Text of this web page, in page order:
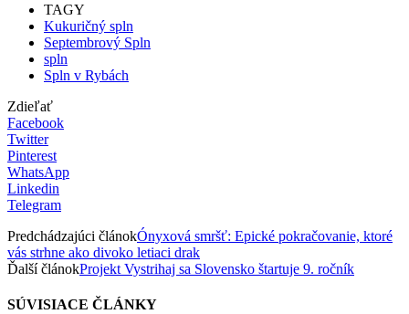
TAGY
Kukuričný spln
Septembrový Spln
spln
Spln v Rybách
Zdieľať
Facebook
Twitter
Pinterest
WhatsApp
Linkedin
Telegram
Predchádzajúci článokÓnyxová smršť: Epické pokračovanie, ktoré
vás strhne ako divoko letiaci drak
Ďalší článokProjekt Vystrihaj sa Slovensko štartuje 9. ročník
SÚVISIACE ČLÁNKY